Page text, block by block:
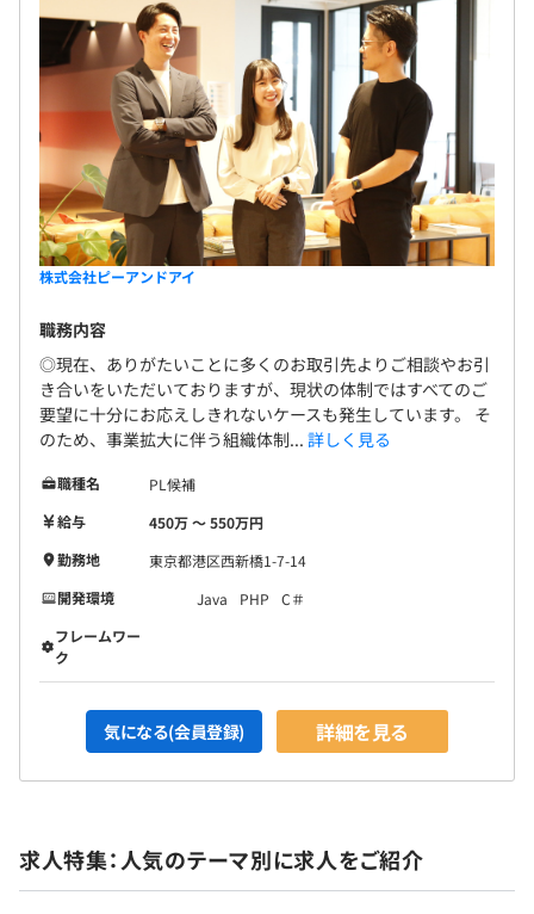
株式会社ピーアンドアイ
職務内容
◎現在、ありがたいことに多くのお取引先よりご相談やお引
き合いをいただいておりますが、現状の体制ではすべてのご
要望に十分にお応えしきれないケースも発生しています。 そ
のため、事業拡大に伴う組織体制... 詳しく見る
職種名
PL候補
給与
450万 〜 550万円
勤務地
東京都港区西新橋1-7-14
開発環境
Java PHP
C＃
フレームワー
ク
気になる(会員登録) 詳細を見る
求人特集：人気のテーマ別に求人をご紹介